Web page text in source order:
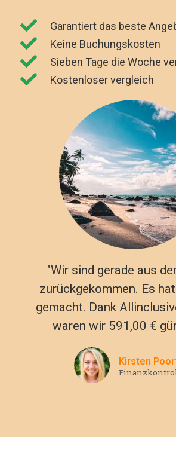
Garantiert das beste
Keine Buchungskosten
Sieben Tage die Woche
Kostenloser vergleich
"Wir sind gerade aus
zurückgekommen. Es
gemacht. Dank
waren wir 591,00 €
Kirsten